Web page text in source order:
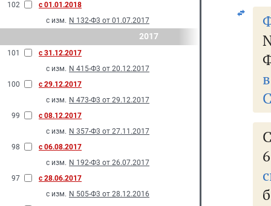
102
с 01.01.2018
с изм. N 132-Ф3 от 01.07.2017
2017
101
с 31.12.2017
с изм. N 415-Ф3 от 20.12.2017
100
с 29.12.2017
с изм. N 473-Ф3 от 29.12.2017
99
с 08.12.2017
с изм. N 357-Ф3 от 27.11.2017
98
с 06.08.2017
с изм. N 192-Ф3 от 26.07.2017
97
с 28.06.2017
с изм. N 505-Ф3 от 28.12.2016